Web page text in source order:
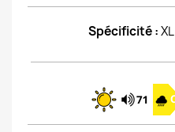
Spécificité :XL